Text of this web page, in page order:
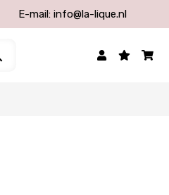
E-mail:info@la-lique.nl